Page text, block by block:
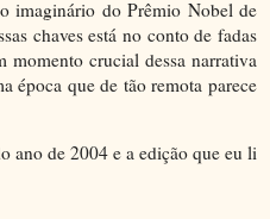
imaginário do Prêmio Nobel de
chaves está no conto de fadas
momento crucial dessa narrativa
época que de tão remota parece
ano de 2004 e a edição que eu li